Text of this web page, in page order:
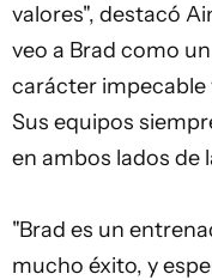
valores", destacó
veo a Brad como
carácter impecable
Sus equipos
en ambos lados de
"Brad es un
mucho éxito, y